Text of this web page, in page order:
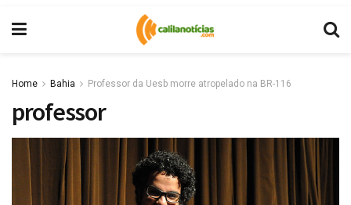
Home Bahia Professor da Uesb morre atropelado na BR-116
professor